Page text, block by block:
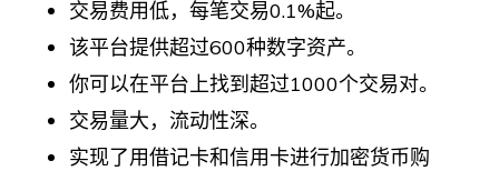
交易费用低，每笔交易0.1%起。
该平台提供超过600种数字资产。
你可以在平台上找到超过1000个交易对。
交易量大，流动性深。
实现了用借记卡和信用卡进行加密货币购